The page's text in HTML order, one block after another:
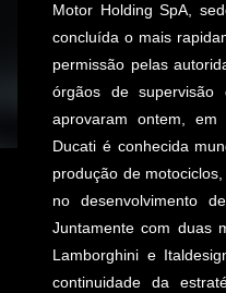
Motor Holding SpA,
concluída o mais
permissão pelas
órgãos de
aprovaram ontem,
Ducati é conhecida
produção de
no desenvolvimento
Juntamente com duas
Lamborghini e
continuidade da